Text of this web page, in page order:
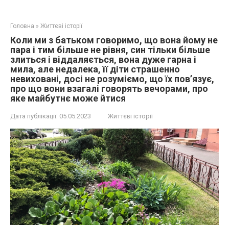
Головна » Життєві історії
Коли ми з батьком говоримо, що вона йому не
пара і тим більше не рівня, син тільки більше
злиться і віддаляється, вона дуже гарна і
мила, але недалека, її діти страшенно
невиховані, досі не розуміємо, що їх пов’язує,
про що вони взагалі говорять вечорами, про
яке майбутнє може йтися
Дата публікації: 05.05.2023 Життєві історії